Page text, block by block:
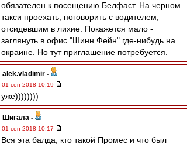
обязателен к посещению Белфаст. На черном
такси проехать, поговорить с водителем,
отсидевшим в лихие. Покажется мало -
заглянуть в офис "Шинн Фейн" где-нибудь на
окраине. Но тут приглашение потребуется.
alek.vladimir -
01 сен 2018 10:19
уже))))))))
Шигала -
01 сен 2018 10:17
Вся эта балда, кто такой Промес и что был